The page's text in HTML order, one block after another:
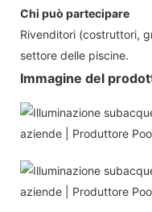
Chi può partecipare
Rivenditori (costruttori,
settore delle piscine.
Immagine del